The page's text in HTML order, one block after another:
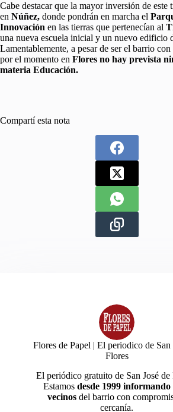
Cabe destacar que la mayor inversión de este
en Núñez, donde pondrán en marcha el
Innovación en las tierras que pertenecían al
una nueva escuela inicial y un nuevo edificio
Lamentablemente, a pesar de ser el barrio
por el momento en Flores no hay prevista
materia Educación.
Compartí esta nota
Flores de Papel | El periodico de San
Flores
El periódico gratuito de San José de
Estamos desde 1999 informando
vecinos del barrio con
cercanía.